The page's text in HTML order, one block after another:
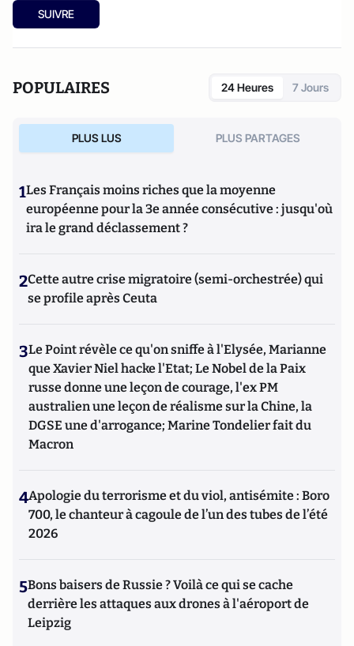
SUIVRE
POPULAIRES 24 Heures 7 Jours
PLUS LUS PLUS PARTAGES
1Les Français moins riches que la moyenne
européenne pour la 3e année consécutive : jusqu'où
ira le grand déclassement ?
2Cette autre crise migratoire (semi-orchestrée) qui
se profile après Ceuta
3Le Point révèle ce qu'on sniffe à l'Elysée, Marianne
que Xavier Niel hacke l'Etat; Le Nobel de la Paix
russe donne une leçon de courage, l'ex PM
australien une leçon de réalisme sur la Chine, la
DGSE une d'arrogance; Marine Tondelier fait du
Macron
4Apologie du terrorisme et du viol, antisémite : Boro
700, le chanteur à cagoule de l’un des tubes de l’été
2026
5Bons baisers de Russie ? Voilà ce qui se cache
derrière les attaques aux drones à l'aéroport de
Leipzig